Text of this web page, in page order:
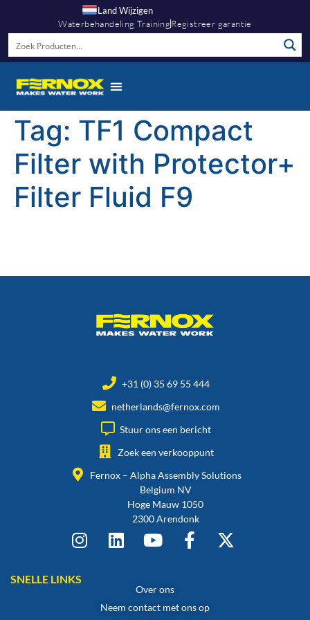
Land Wijzigen
Waterbehandeling TrainingRegistreer garantie
Tag: TF1 Compact
Filter with Protector+
Filter Fluid F9
+31 (0) 35 69 55 444
netherlands@fernox.com
Stuur ons een bericht
Zoek een verkooppunt
Fernox – Alpha Assembly Solutions
Belgium NV
Hoge Mauw 1050
2300 Arendonk
SNELLE LINKS
Over ons
Neem contact met ons op